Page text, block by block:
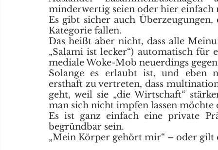
minderwertig seien oder hier
Es gibt sicher auch
Kategorie fallen.
Das heißt aber nicht, dass alle
„Salami ist lecker“) automatisch für
mediale Woke-Mob neuerdings
Solange es erlaubt ist, und eben
ersthaft zu vertreten, dass
geht, weil sie „die Wirtschaft“
man sich nicht impfen lassen möchte
Es ist ganz einfach eine private
begründbar sein.
„Mein Körper gehört mir“ – oder gilt